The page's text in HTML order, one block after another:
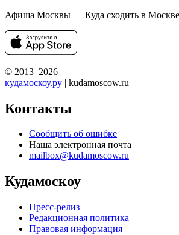
Афиша Москвы — Куда сходить в Москве
© 2013–2026
кудамоскоу.ру | kudamoscow.ru
Контакты
Сообщить об ошибке
Наша электронная почта
mailbox@kudamoscow.ru
Кудамоскоу
Пресс-релиз
Редакционная политика
Правовая информация